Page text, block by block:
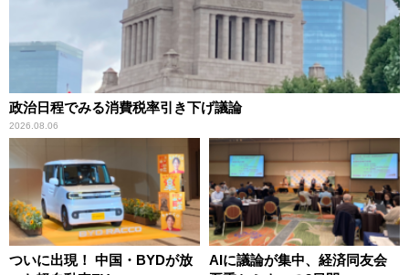
政治日程でみる消費税率引き下げ議論
2026.08.06
ついに出現！ 中国・BYDが放
AIに議論が集中、経済同友会